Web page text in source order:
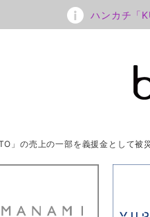
ハンカチ「
」の売上の一部を義援金として被